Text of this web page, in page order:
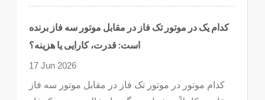
کدام یک در موتور تک فاز در مقابل موتور سه فاز برنده
است: قدرت، کارایی یا هزینه؟
17 Jun 2026
کدام موتور در موتور تک فاز در مقابل موتور سه فاز